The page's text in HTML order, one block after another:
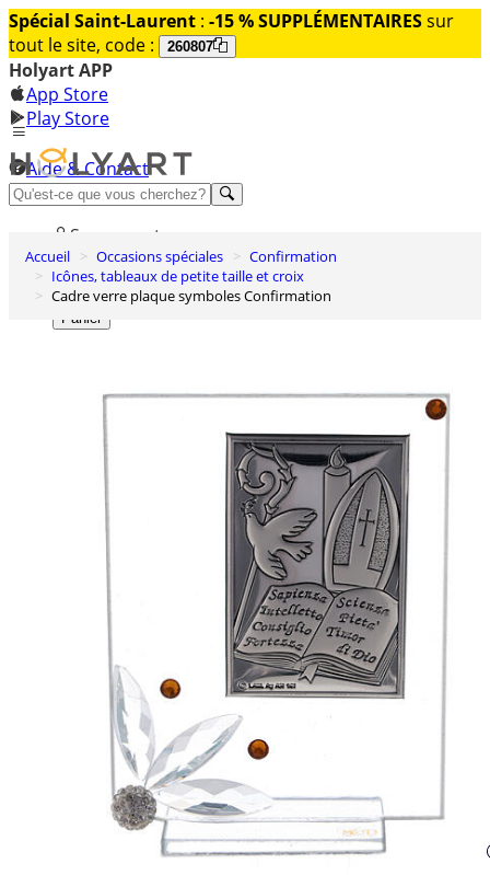
Spécial Saint-Laurent : -15 % SUPPLÉMENTAIRESsur
tout le site, code :
260807
Holyart APP
App Store
Play Store
Aide & Contact
Découvrez Premium
Se connecter
Liste des envies
0
Panier
Accueil Occasions spéciales
Confirmation
Icônes, tableaux de petite taille et croix
Cadre verre plaque symboles Confirmation